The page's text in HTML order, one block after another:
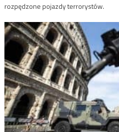
rozpędzone pojazdy terrorystów.